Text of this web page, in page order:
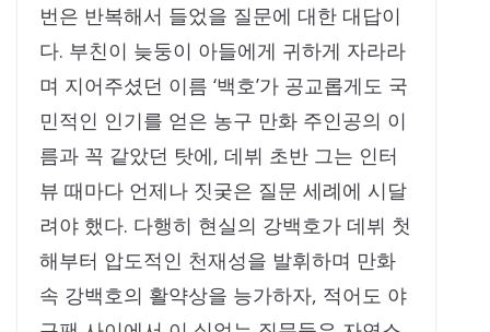
번은 반복해서 들었을 질문에 대한 대답이
다. 부친이 늦둥이 아들에게 귀하게 자라라
며 지어주셨던 이름 ‘백호’가 공교롭게도 국
민적인 인기를 얻은 농구 만화 주인공의 이
름과 꼭 같았던 탓에, 데뷔 초반 그는 인터
뷰 때마다 언제나 짓궂은 질문 세례에 시달
려야 했다. 다행히 현실의 강백호가 데뷔 첫
해부터 압도적인 천재성을 발휘하며 만화
속 강백호의 활약상을 능가하자, 적어도 야